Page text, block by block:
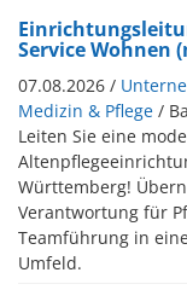
Service Wohnen
07.08.2026 /
Medizin & Pflege /
Leiten Sie eine
Württemberg!
Verantwortung für
Teamführung in
Umfeld.